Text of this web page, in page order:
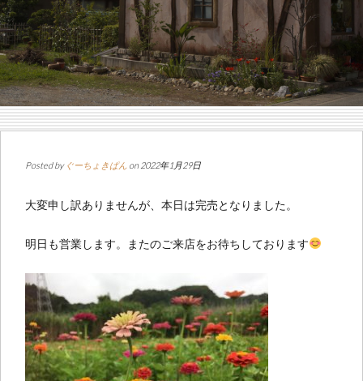
i
o
Posted by ぐーちょきぱん on 2022年1月29日
大変申し訳ありませんが、本日は完売となりました。
明日も営業します。またのご来店をお待ちしております